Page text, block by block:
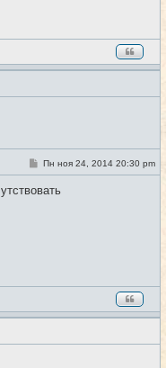
и
#19
С
о
б
Пн ноя 24, 2014 20:30 pm